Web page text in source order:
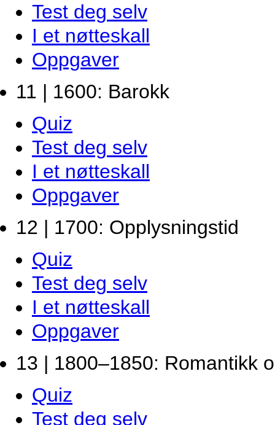
Test deg selv
I et nøtteskall
Oppgaver
11 | 1600: Barokk
Quiz
Test deg selv
I et nøtteskall
Oppgaver
12 | 1700: Opplysningstid
Quiz
Test deg selv
I et nøtteskall
Oppgaver
13 | 1800–1850: Romantikk
Quiz
Test deg selv